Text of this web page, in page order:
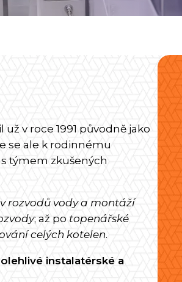
v roce 1991 původně jako
se ale k rodinnému
týmem zkušených
rozvodů vody a montáží
; až po topenářské
celých kotelen.
instalatérské a